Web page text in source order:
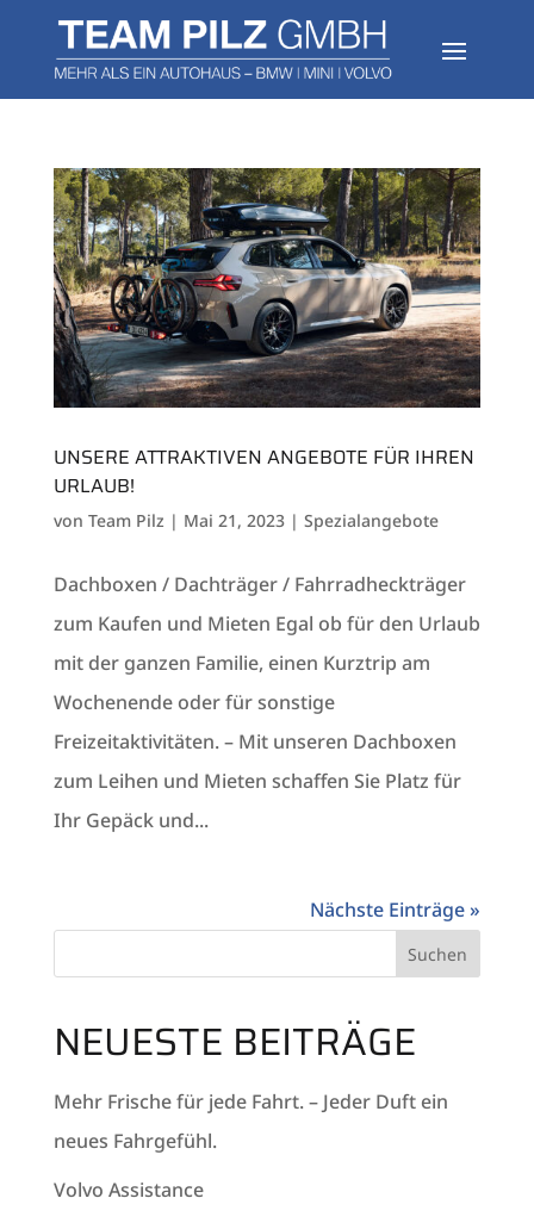
UNSERE ATTRAKTIVEN ANGEBOTE FÜR IHREN
URLAUB!
von Team Pilz | Mai 21, 2023| Spezialangebote
Dachboxen / Dachträger / Fahrradheckträger
zum Kaufen und Mieten Egal ob für den Urlaub
mit der ganzen Familie, einen Kurztrip am
Wochenende oder für sonstige
Freizeitaktivitäten. – Mit unseren Dachboxen
zum Leihen und Mieten schaffen Sie Platz für
Ihr Gepäck und...
Nächste Einträge »
Suchen
NEUESTE BEITRÄGE
Mehr Frische für jede Fahrt. – Jeder Duft ein
neues Fahrgefühl.
Volvo Assistance